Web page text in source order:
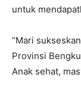
untuk
“Mari
Provinsi
Anak sehat,